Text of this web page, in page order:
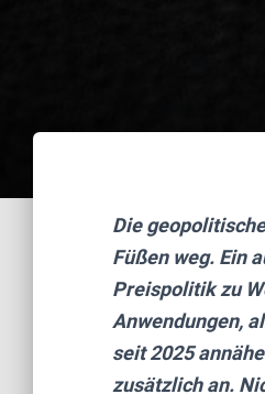
Die
Füßen weg. Ein
Preispolitik zu
Anwendungen,
seit 2025
zusätzlich an.